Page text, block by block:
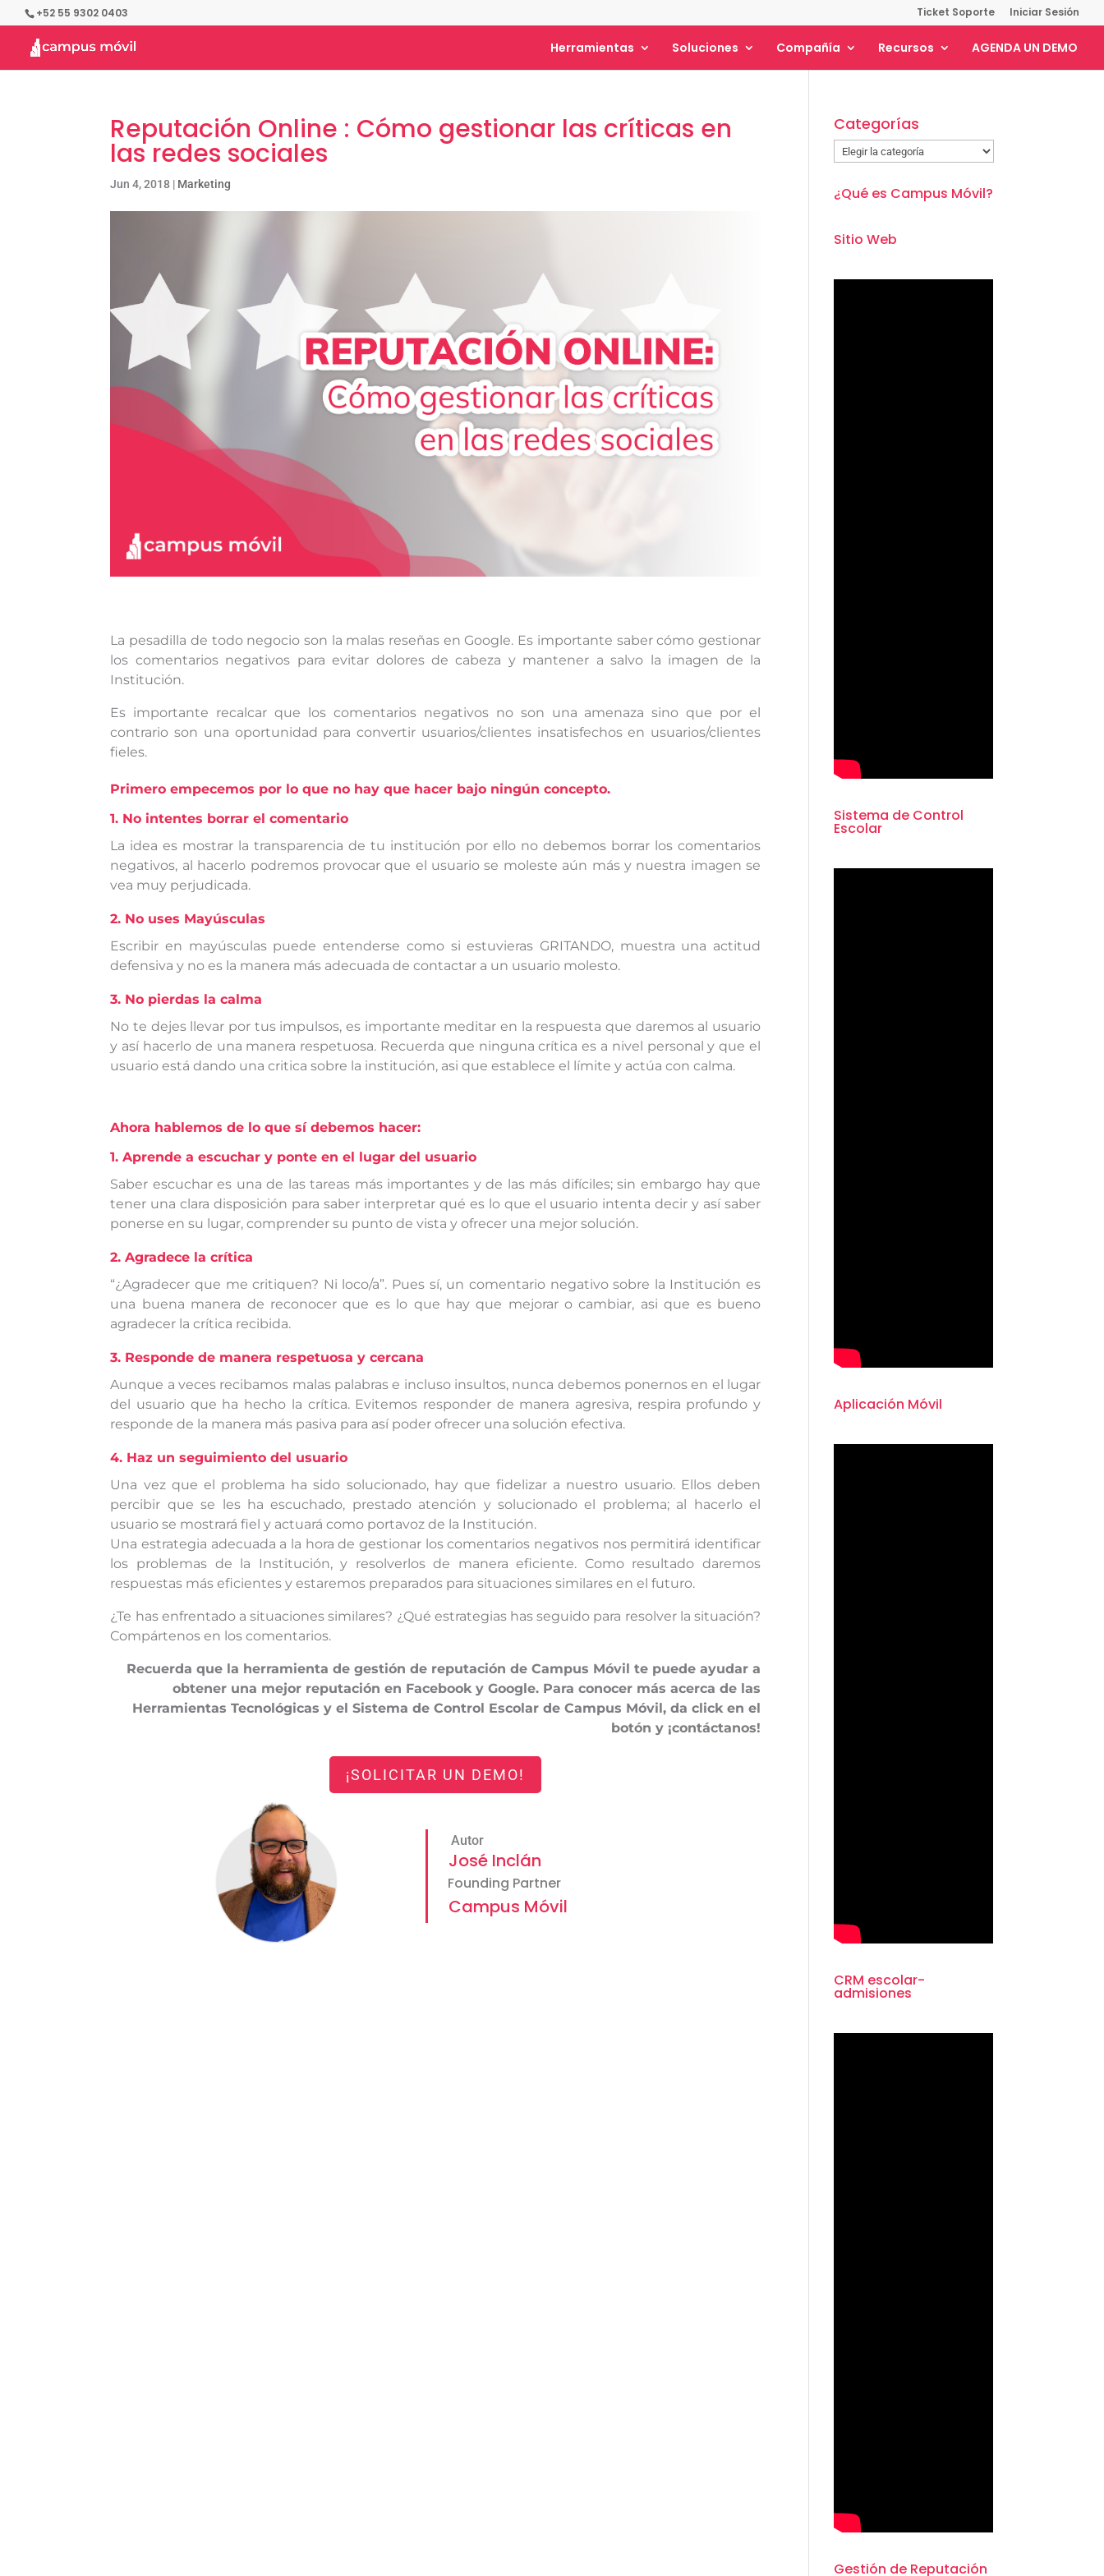
+52 55 9302 0403 Ticket Soporte Iniciar Sesión
Herramientas Soluciones Compañía Recursos AGENDA UN DEMO
Reputación Online : Cómo gestionar las críticas en
las redes sociales
Jun 4, 2018 | Marketing
La pesadilla de todo negocio son la malas reseñas en Google. Es importante saber cómo gestionar
los comentarios negativos para evitar dolores de cabeza y mantener a salvo la imagen de la
Institución.
Es importante recalcar que los comentarios negativos no son una amenaza sino que por el
contrario son una oportunidad para convertir usuarios/clientes insatisfechos en usuarios/clientes
fieles.
Primero empecemos por lo que no hay que hacer bajo ningún concepto.
1. No intentes borrar el comentario
La idea es mostrar la transparencia de tu institución por ello no debemos borrar los comentarios
negativos, al hacerlo podremos provocar que el usuario se moleste aún más y nuestra imagen se
vea muy perjudicada.
2. No uses Mayúsculas
Escribir en mayúsculas puede entenderse como si estuvieras GRITANDO, muestra una actitud
defensiva y no es la manera más adecuada de contactar a un usuario molesto.
3. No pierdas la calma
No te dejes llevar por tus impulsos, es importante meditar en la respuesta que daremos al usuario
y así hacerlo de una manera respetuosa. Recuerda que ninguna crítica es a nivel personal y que el
usuario está dando una critica sobre la institución, asi que establece el límite y actúa con calma.
Ahora hablemos de lo que sí debemos hacer:
1. Aprende a escuchar y ponte en el lugar del usuario
Saber escuchar es una de las tareas más importantes y de las más difíciles; sin embargo hay que
tener una clara disposición para saber interpretar qué es lo que el usuario intenta decir y así saber
ponerse en su lugar, comprender su punto de vista y ofrecer una mejor solución.
2. Agradece la crítica
“¿Agradecer que me critiquen? Ni loco/a”. Pues sí, un comentario negativo sobre la Institución es
una buena manera de reconocer que es lo que hay que mejorar o cambiar, asi que es bueno
agradecer la crítica recibida.
3. Responde de manera respetuosa y cercana
Aunque a veces recibamos malas palabras e incluso insultos, nunca debemos ponernos en el lugar
del usuario que ha hecho la crítica. Evitemos responder de manera agresiva, respira profundo y
responde de la manera más pasiva para así poder ofrecer una solución efectiva.
4. Haz un seguimiento del usuario
Una vez que el problema ha sido solucionado, hay que fidelizar a nuestro usuario. Ellos deben
percibir que se les ha escuchado, prestado atención y solucionado el problema; al hacerlo el
usuario se mostrará fiel y actuará como portavoz de la Institución.
Una estrategia adecuada a la hora de gestionar los comentarios negativos nos permitirá identificar
los problemas de la Institución, y resolverlos de manera eficiente. Como resultado daremos
respuestas más eficientes y estaremos preparados para situaciones similares en el futuro.
¿Te has enfrentado a situaciones similares? ¿Qué estrategias has seguido para resolver la situación?
Compártenos en los comentarios.
Recuerda que la herramienta de gestión de reputación de Campus Móvil te puede ayudar a
obtener una mejor reputación en Facebook y Google. Para conocer más acerca de las
Herramientas Tecnológicas y el Sistema de Control Escolar de Campus Móvil, da click en el
botón y ¡contáctanos!
¡SOLICITAR UN DEMO!
Autor
José Inclán
Founding Partner
Campus Móvil
Categorías
Categorías
¿Qué es Campus Móvil?
Sitio Web
Sistema de Control
Escolar
Aplicación Móvil
CRM escolar-
admisiones
Gestión de Reputación